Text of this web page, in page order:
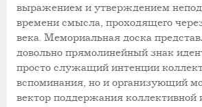
выражением и утверждением
времени смысла, проходящего
века. Мемориальная доска
довольно прямолинейный знак
просто служащий интенции
вспоминания, но и организующий
вектор поддержания коллективной